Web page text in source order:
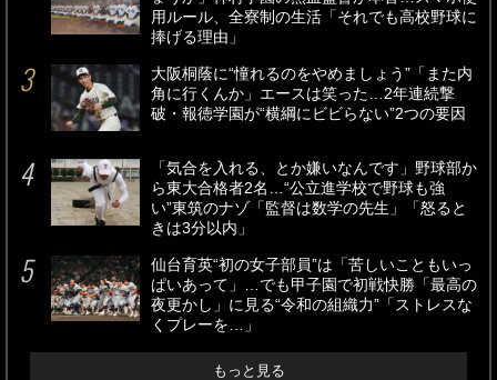
用ルール、全寮制の生活「それでも高校野球に
捧げる理由」
大阪桐蔭に“憧れるのをやめましょう”「また内
角に行くんか」エースは笑った…2年連続撃
破・報徳学園が“横綱にビビらない”2つの要因
「気合を入れる、とか嫌いなんです」野球部か
ら東大合格者2名…“公立進学校で野球も強
い”東筑のナゾ「監督は数学の先生」「怒ると
きは3分以内」
仙台育英“初の女子部員”は「苦しいこともいっ
ぱいあって」…でも甲子園で初戦快勝「最高の
夜更かし」に見る“令和の組織力”「ストレスな
くプレーを…」
もっと見る